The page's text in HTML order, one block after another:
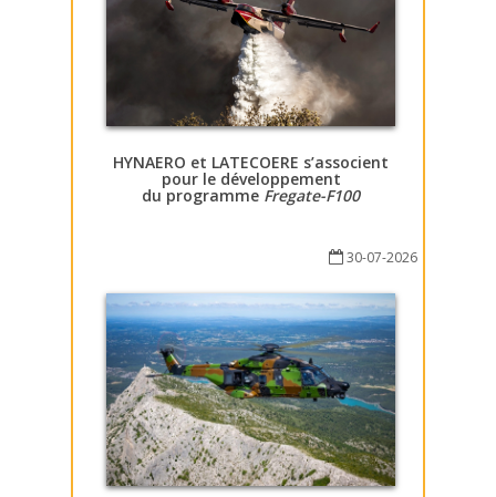
HYNAERO et LATECOERE s’associent
pour le développement
du programme Fregate-F100
30-07-2026